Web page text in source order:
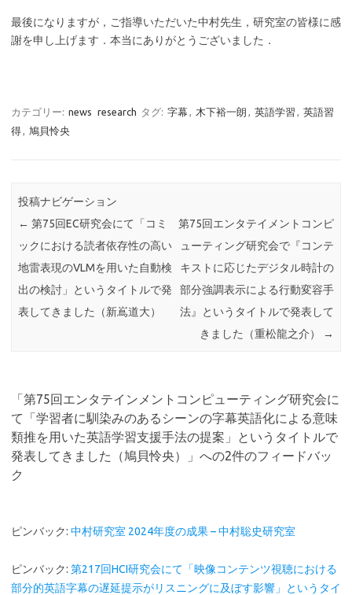
最後になりますが，ご指導いただいた中村先生，研究室の皆様に感
謝を申し上げます．本当にありがとうございました．
カテゴリー: news research タグ: 字幕, 木下裕一朗 , 英語学習 , 英語習
得, 鳩貝怜央
投稿ナビゲーション
← 第75回EC研究会にて「コミ
ックにおける読者依存性の高い
地雷表現のVLMを用いた自動検
出の検討」というタイトルで発
表してきました（新嶌道大）
第75回エンタテイメントコンピ
ューティング研究会で『コンテ
キストに応じたデジタル時計の
部分強調表示による行動変容手
法』というタイトルで発表して
きました（重松龍之介）
→
「第75回エンタテインメントコンピューティング研究会に
て「学習者に馴染みのあるシーンの字幕英語化による意味
類推を用いた英語学習支援手法の提案」というタイトルで
発表してきました（鳩貝怜央）
」への2件のフィードバッ
ク
ピンバック: 中村研究室 2024年度の成果 – 中村聡史研究室
ピンバック: 第217回HCI研究会にて「映像コンテンツ視聴における
部分的英語字幕の遅延提示がリスニングに及ぼす影響」というタイ